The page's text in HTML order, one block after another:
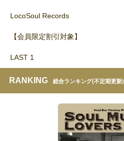
LocoSoul Records
【会員限定割引対象】
LAST 1
RANKING 総合ランキング(不定期更新)